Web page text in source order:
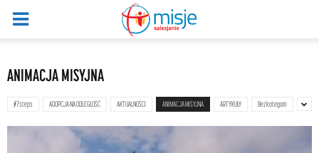
ANIMACJA MISYJNA
#7steps ADOPCJA NA ODLEGŁOŚĆ AKTUALNOŚCI ANIMACJA MISYJNA ARTYKUŁY Bez kategorii